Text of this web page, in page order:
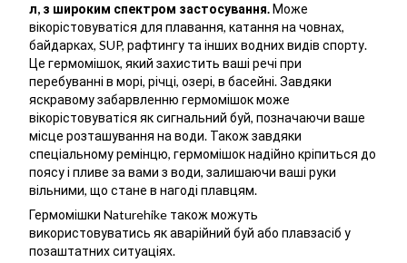
л, з широким спектром застосування.Може
вікорістовуватіся для плавання, катання на човнах,
байдарках, SUP, рафтингу та інших водних видів спорту.
Це гермомішок, який захистить ваші речі при
перебуванні в морі, річці, озері, в басейні. Завдяки
яскравому забарвленню гермомішок може
вікорістовуватіся як сигнальний буй, позначаючи ваше
місце розташування на води. Також завдяки
спеціальному ремінцю, гермомішок надійно кріпиться до
поясу і пливе за вами з води, залишаючи ваші руки
вільними, що стане в нагоді плавцям.
Гермомішки Naturehike також можуть
використовуватись як аварійний буй або плавзасіб у
позаштатних ситуаціях.